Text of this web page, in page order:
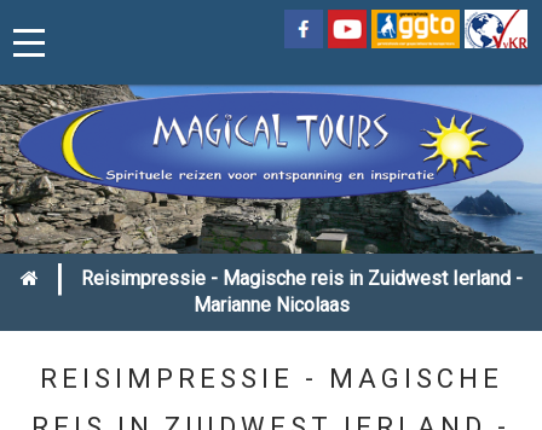
|
Reisimpressie - Magische reis in Zuidwest Ierland -
Marianne Nicolaas
REISIMPRESSIE - MAGISCHE